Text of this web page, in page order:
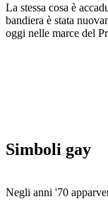
La stessa cosa è
bandiera è stata
oggi nelle marce del
Simboli gay
Negli anni '70